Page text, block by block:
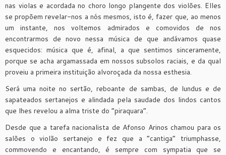
nas violas e acordada no choro longo plangente dos violões. Elles
se propõem revelar-nos a nós mesmos, isto é, fazer que, ao menos
um instante, nos voltemos admirados e comovidos de nos
encontrarmos de novo nessa música de que andávamos quase
esquecidos: música que é, afinal, a que sentimos sinceramente,
porque se acha argamassada em nossos subsolos raciais, e da qual
proveiu a primeira instituição alvoroçada da nossa esthesia.
Será uma noite no sertão, reboante de sambas, de lundus e de
sapateados sertanejos e alindada pela saudade dos lindos cantos
que lhes revelou a alma triste do “piraquara”.
Desde que a tarefa nacionalista de Afonso Arinos chamou para os
salões o violão sertanejo e fez que a “cantiga” triumphasse,
commovendo e encantando, é sempre com sympatia que se